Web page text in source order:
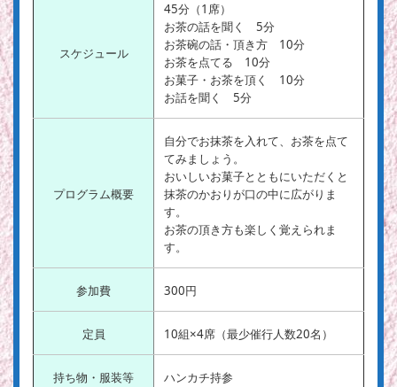
スケジュール
45分（1席）
お茶の話を聞く 5分
お茶碗の話・頂き方 10分
お茶を点てる 10分
お菓子・お茶を頂く 10分
お話を聞く 5分
プログラム概要
自分でお抹茶を入れて、お茶を点て
てみましょう。
おいしいお菓子とともにいただくと
抹茶のかおりが口の中に広がりま
す。
お茶の頂き方も楽しく覚えられま
す。
参加費 300円
定員 10組×4席（最少催行人数20名）
持ち物・服装等 ハンカチ持参